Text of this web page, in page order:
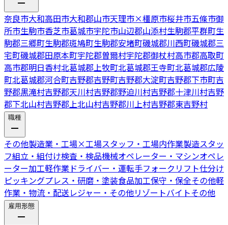
奈良市大和高田市大和郡山市天理市×橿原市桜井市五條市御
所市生駒市香芝市葛城市宇陀市山辺郡山添村生駒郡平群町生
駒郡三郷町生駒郡斑鳩町生駒郡安堵町磯城郡川西町磯城郡三
宅町磯城郡田原本町宇陀郡曽爾村宇陀郡御杖村高市郡高取町
高市郡明日香村北葛城郡上牧町北葛城郡王寺町北葛城郡広陵
町北葛城郡河合町吉野郡吉野町吉野郡大淀町吉野郡下市町吉
野郡黒滝村吉野郡天川村吉野郡野迫川村吉野郡十津川村吉野
郡下北山村吉野郡上北山村吉野郡川上村吉野郡東吉野村
職種
その他製造業・工場×工場スタッフ・工場内作業製造スタッ
フ組立・組付け検査・検品機械オペレーター・マシンオペレ
ーター加工軽作業ドライバー・運転手フォークリフト仕分け
ピッキングプレス・研磨・塗装食品加工保守・保全その他軽
作業・物流・配送レジャー・その他リゾートバイトその他
雇用形態